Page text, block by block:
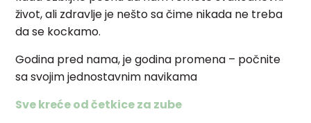
život, ali zdravlje je nešto sa čime nikada ne treba
da se kockamo.
Godina pred nama, je godina promena – počnite
sa svojim jednostavnim navikama
Sve kreće od četkice za zube